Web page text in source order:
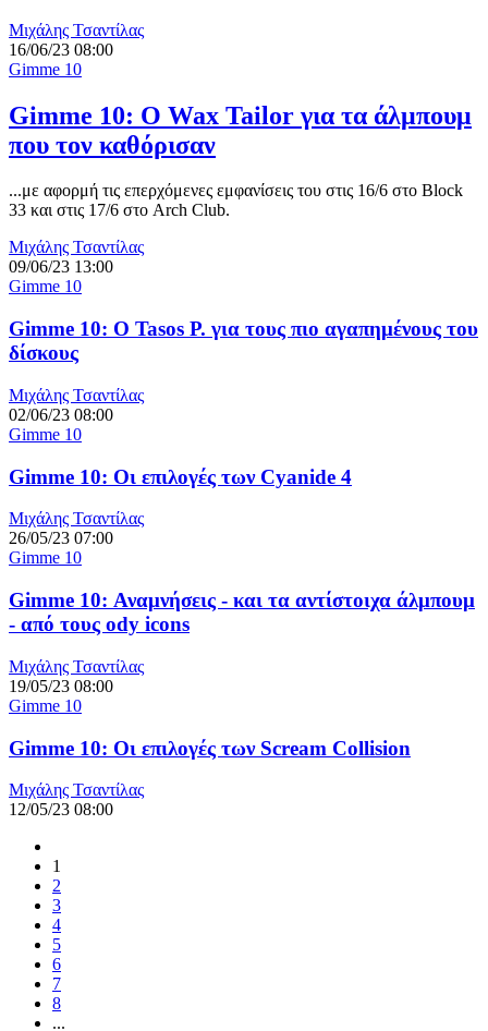
Μιχάλης Τσαντίλας
16/06/23 08:00
Gimme 10
Gimme 10: Ο Wax Tailor για τα άλμπουμ
που τον καθόρισαν
...με αφορμή τις επερχόμενες εμφανίσεις του στις 16/6 στο Block
33 και στις 17/6 στο Arch Club.
Μιχάλης Τσαντίλας
09/06/23 13:00
Gimme 10
Gimme 10: Ο Tasos P. για τους πιο αγαπημένους του
δίσκους
Μιχάλης Τσαντίλας
02/06/23 08:00
Gimme 10
Gimme 10: Οι επιλογές των Cyanide 4
Μιχάλης Τσαντίλας
26/05/23 07:00
Gimme 10
Gimme 10: Αναμνήσεις - και τα αντίστοιχα άλμπουμ
- από τους ody icons
Μιχάλης Τσαντίλας
19/05/23 08:00
Gimme 10
Gimme 10: Οι επιλογές των Scream Collision
Μιχάλης Τσαντίλας
12/05/23 08:00
1
2
3
4
5
6
7
8
...